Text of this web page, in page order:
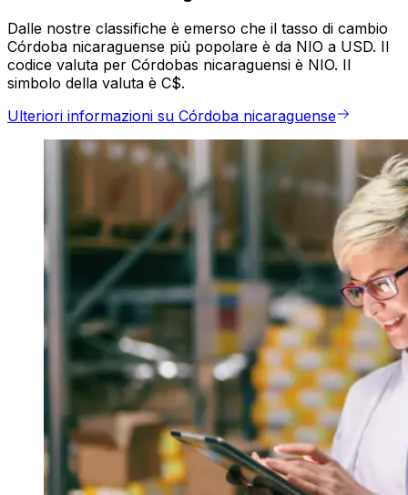
Dalle nostre classifiche è emerso che il tasso di cambio
Córdoba nicaraguense più popolare è da NIO a USD. Il
codice valuta per Córdobas nicaraguensi è NIO. Il
simbolo della valuta è C$.
Ulteriori informazioni su Córdoba nicaraguense